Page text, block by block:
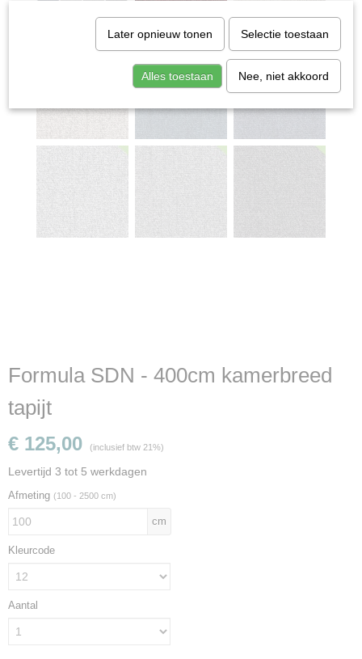
Formula SDN - 400cm kamerbreed
tapijt
€ 125,00 (inclusief btw 21%)
Levertijd 3 tot 5 werkdagen
Afmeting (100 - 2500 cm)
cm
Kleurcode
Aantal
Later opnieuw tonen Selectie toestaan
Alles toestaan Nee, niet akkoord